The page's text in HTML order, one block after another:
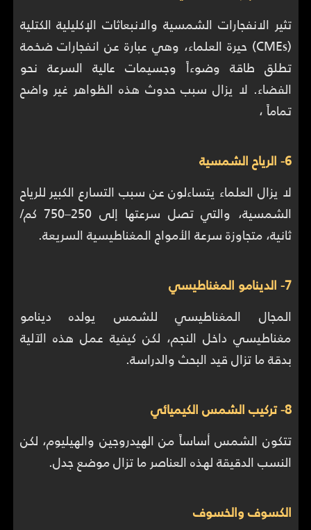
تثير الانفجارات الشمسية والانبعاثات الإكليلية الكتلية
(CMEs) حيرة العلماء، وهي عبارة عن انفجارات ضخمة
تطلق طاقة وضوءاً وجسيمات عالية السرعة نحو
الفضاء. لا يزال سبب حدوث هذه الظواهر غير واضح
تماماً ،
6- الرياح الشمسية
لا يزال العلماء يتساءلون عن سبب التسارع الكبير للرياح
الشمسية، والتي تصل سرعتها إلى 250–750 كم/
ثانية، متجاوزة سرعة الأمواج المغناطيسية السريعة.
7- الدينامو المغناطيسي
المجال المغناطيسي للشمس يولده دينامو
مغناطيسي داخل النجم، لكن كيفية عمل هذه الآلية
بدقة ما تزال قيد البحث والدراسة.
8- تركيب الشمس الكيميائي
تتكون الشمس أساساً من الهيدروجين والهيليوم، لكن
النسب الدقيقة لهذه العناصر ما تزال موضع جدل.
الكسوف والخسوف